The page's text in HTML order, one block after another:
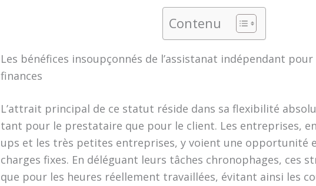
Contenu
Les bénéfices insoupçonnés de l’assistanat indépendant
finances
L’attrait principal de ce statut réside dans sa flexibilité
tant pour le prestataire que pour le client. Les entreprises,
ups et les très petites entreprises, y voient une opportunité
charges fixes. En déléguant leurs tâches chronophages, ces
que pour les heures réellement travaillées, évitant ainsi les